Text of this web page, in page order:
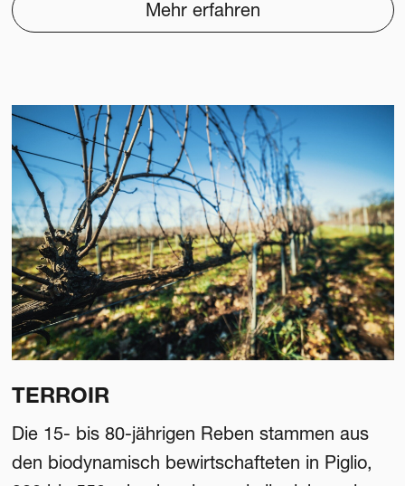
Mehr erfahren
TERROIR
Die 15- bis 80-jährigen Reben stammen aus
den biodynamisch bewirtschafteten in Piglio,